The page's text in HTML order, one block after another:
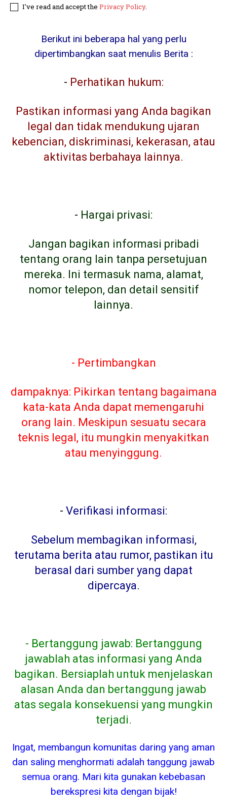
I've read and accept the Privacy Policy.
Berikut ini beberapa hal yang perlu
dipertimbangkan saat menulis Berita :
- Perhatikan hukum:
Pastikan informasi yang Anda bagikan
legal dan tidak mendukung ujaran
kebencian, diskriminasi, kekerasan, atau
aktivitas berbahaya lainnya.
- Hargai privasi:
Jangan bagikan informasi pribadi
tentang orang lain tanpa persetujuan
mereka. Ini termasuk nama, alamat,
nomor telepon, dan detail sensitif
lainnya.
- Pertimbangkan
dampaknya: Pikirkan tentang bagaimana
kata-kata Anda dapat memengaruhi
orang lain. Meskipun sesuatu secara
teknis legal, itu mungkin menyakitkan
atau menyinggung.
- Verifikasi informasi:
Sebelum membagikan informasi,
terutama berita atau rumor, pastikan itu
berasal dari sumber yang dapat
dipercaya.
- Bertanggung jawab: Bertanggung
jawablah atas informasi yang Anda
bagikan. Bersiaplah untuk menjelaskan
alasan Anda dan bertanggung jawab
atas segala konsekuensi yang mungkin
terjadi.
Ingat, membangun komunitas daring yang aman
dan saling menghormati adalah tanggung jawab
semua orang. Mari kita gunakan kebebasan
berekspresi kita dengan bijak!